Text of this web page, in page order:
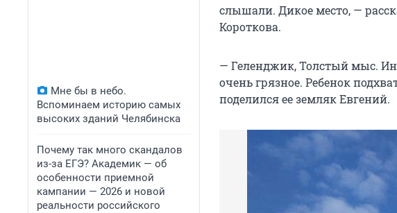
Мне бы в небо.
Вспоминаем историю самых
высоких зданий Челябинска
Почему так много скандалов
из-за ЕГЭ? Академик — об
особенности приемной
кампании — 2026 и новой
реальности российского
слышали. Дикое место, —
Короткова.
— Геленджик, Толстый мыс.
очень грязное. Ребенок
поделился ее земляк Евгений.